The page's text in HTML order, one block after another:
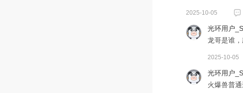
2025-10-05
光环用户
龙哥是谁
2025-10-05
光环用户
火爆兽普